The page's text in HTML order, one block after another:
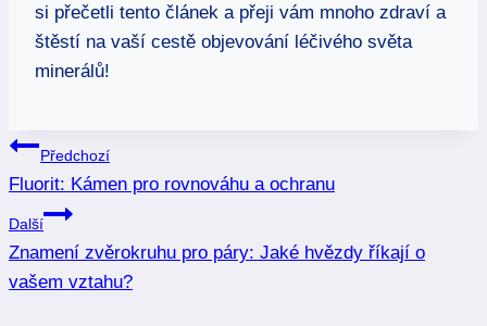
si přečetli tento článek a přeji vám mnoho zdraví a
štěstí na vaší cestě objevování léčivého světa
minerálů!
Navigace
pro
příspěvek
Předchozí
Fluorit: Kámen pro rovnováhu a ochranu
Další
Znamení zvěrokruhu pro páry: Jaké hvězdy říkají o
vašem vztahu?